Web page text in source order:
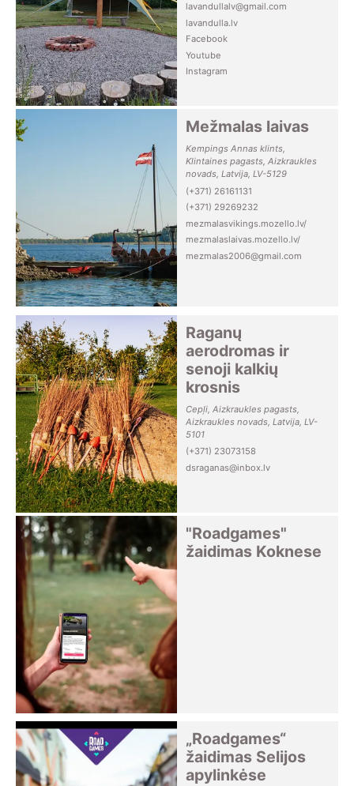
lavandullalv@gmail.com
lavandulla.lv
Facebook
Youtube
Instagram
Mežmalas laivas
Kempings Annas klints,
Klintaines pagasts, Aizkraukles
novads, Latvija, LV-5129
(+371) 26161131
(+371) 29269232
mezmalasvikings.mozello.lv/
mezmalaslaivas.mozello.lv/
mezmalas2006@gmail.com
Raganų
aerodromas ir
senoji kalkių
krosnis
Cepļi, Aizkraukles pagasts,
Aizkraukles novads, Latvija, LV-
5101
(+371) 23073158
dsraganas@inbox.lv
"Roadgames"
žaidimas Koknese
„Roadgames“
žaidimas Selijos
apylinkėse